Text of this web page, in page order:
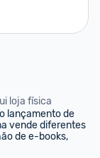
loja física
lançamento de
vende diferentes
de e-books,